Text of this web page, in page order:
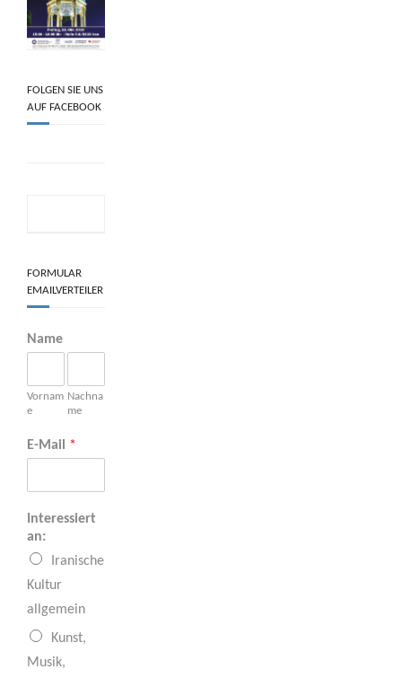
FOLGEN SIE UNS
AUF FACEBOOK
FORMULAR
EMAILVERTEILER
Name
Vornam
e
Nachna
me
E-Mail *
Interessiert
an:
Iranische
Kultur
allgemein
Kunst,
Musik,